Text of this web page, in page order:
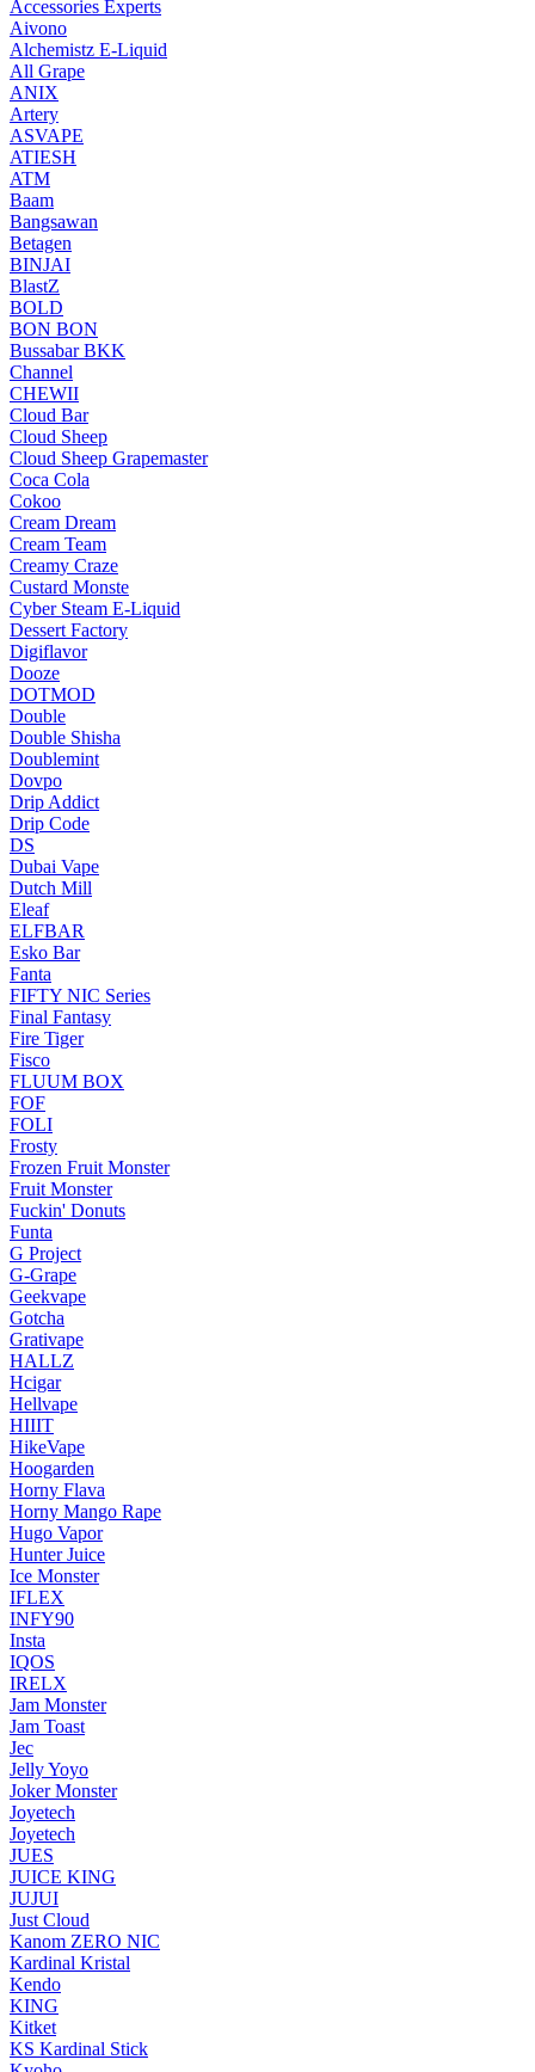
Accessories Experts
Aivono
Alchemistz E-Liquid
All Grape
ANIX
Artery
ASVAPE
ATIESH
ATM
Baam
Bangsawan
Betagen
BINJAI
BlastZ
BOLD
BON BON
Bussabar BKK
Channel
CHEWII
Cloud Bar
Cloud Sheep
Cloud Sheep Grapemaster
Coca Cola
Cokoo
Cream Dream
Cream Team
Creamy Craze
Custard Monste
Cyber Steam E-Liquid
Dessert Factory
Digiflavor
Dooze
DOTMOD
Double
Double Shisha
Doublemint
Dovpo
Drip Addict
Drip Code
DS
Dubai Vape
Dutch Mill
Eleaf
ELFBAR
Esko Bar
Fanta
FIFTY NIC Series
Final Fantasy
Fire Tiger
Fisco
FLUUM BOX
FOF
FOLI
Frosty
Frozen Fruit Monster
Fruit Monster
Fuckin' Donuts
Funta
G Project
G-Grape
Geekvape
Gotcha
Grativape
HALLZ
Hcigar
Hellvape
HIIIT
HikeVape
Hoogarden
Horny Flava
Horny Mango Rape
Hugo Vapor
Hunter Juice
Ice Monster
IFLEX
INFY90
Insta
IQOS
IRELX
Jam Monster
Jam Toast
Jec
Jelly Yoyo
Joker Monster
Joyetech
Joyetech
JUES
JUICE KING
JUJUI
Just Cloud
Kanom ZERO NIC
Kardinal Kristal
Kendo
KING
Kitket
KS Kardinal Stick